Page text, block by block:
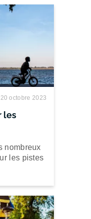
20 octobre 2023
les
nombreux
les pistes